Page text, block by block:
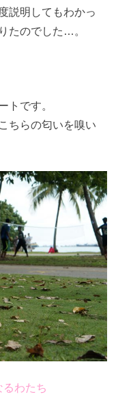
説明してもわかっ
たのでした…。
トです。
ちらの匂いを嗅い
わたち